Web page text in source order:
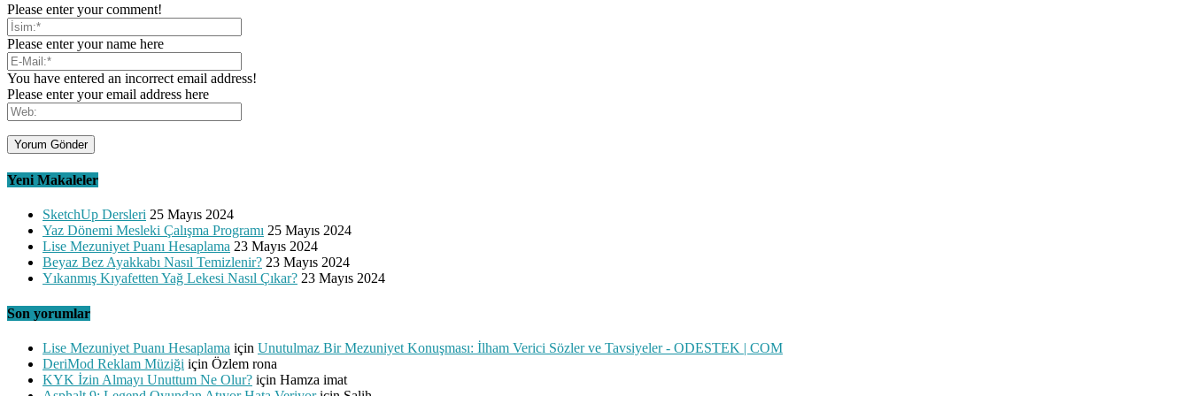
Please enter your comment!
Please enter your name here
You have entered an incorrect email address!
Please enter your email address here
Yeni Makaleler
SketchUp Dersleri 25 Mayıs 2024
Yaz Dönemi Mesleki Çalışma Programı 25 Mayıs 2024
Lise Mezuniyet Puanı Hesaplama 23 Mayıs 2024
Beyaz Bez Ayakkabı Nasıl Temizlenir? 23 Mayıs 2024
Yıkanmış Kıyafetten Yağ Lekesi Nasıl Çıkar? 23 Mayıs 2024
Son yorumlar
Lise Mezuniyet Puanı Hesaplama için Unutulmaz Bir Mezuniyet Konuşması: İlham Verici Sözler ve Tavsiyeler - ODESTEK | COM
DeriMod Reklam Müziği için Özlem rona
KYK İzin Almayı Unuttum Ne Olur? için Hamza imat